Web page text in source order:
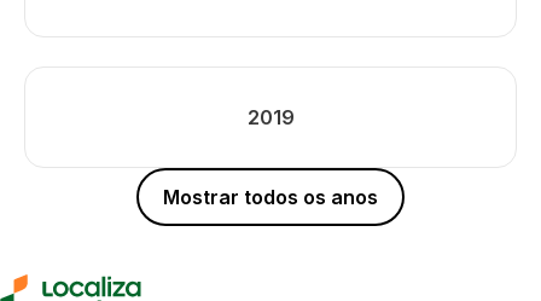
2019
Mostrar todos os anos